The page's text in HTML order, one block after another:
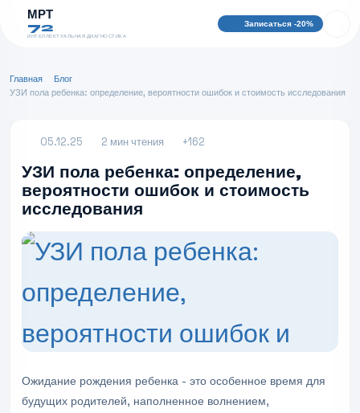
МРТ
72
ИНТЕЛЛЕКТУАЛЬНАЯ ДИАГНОСТИКА
Записаться -20%
Главная
Блог
УЗИ пола ребенка: определение, вероятности ошибок и стоимость исследования
05.12.25 2 мин чтения +162
УЗИ пола ребенка: определение,
вероятности ошибок и стоимость
исследования
Ожидание рождения ребенка - это особенное время для
будущих родителей, наполненное волнением,